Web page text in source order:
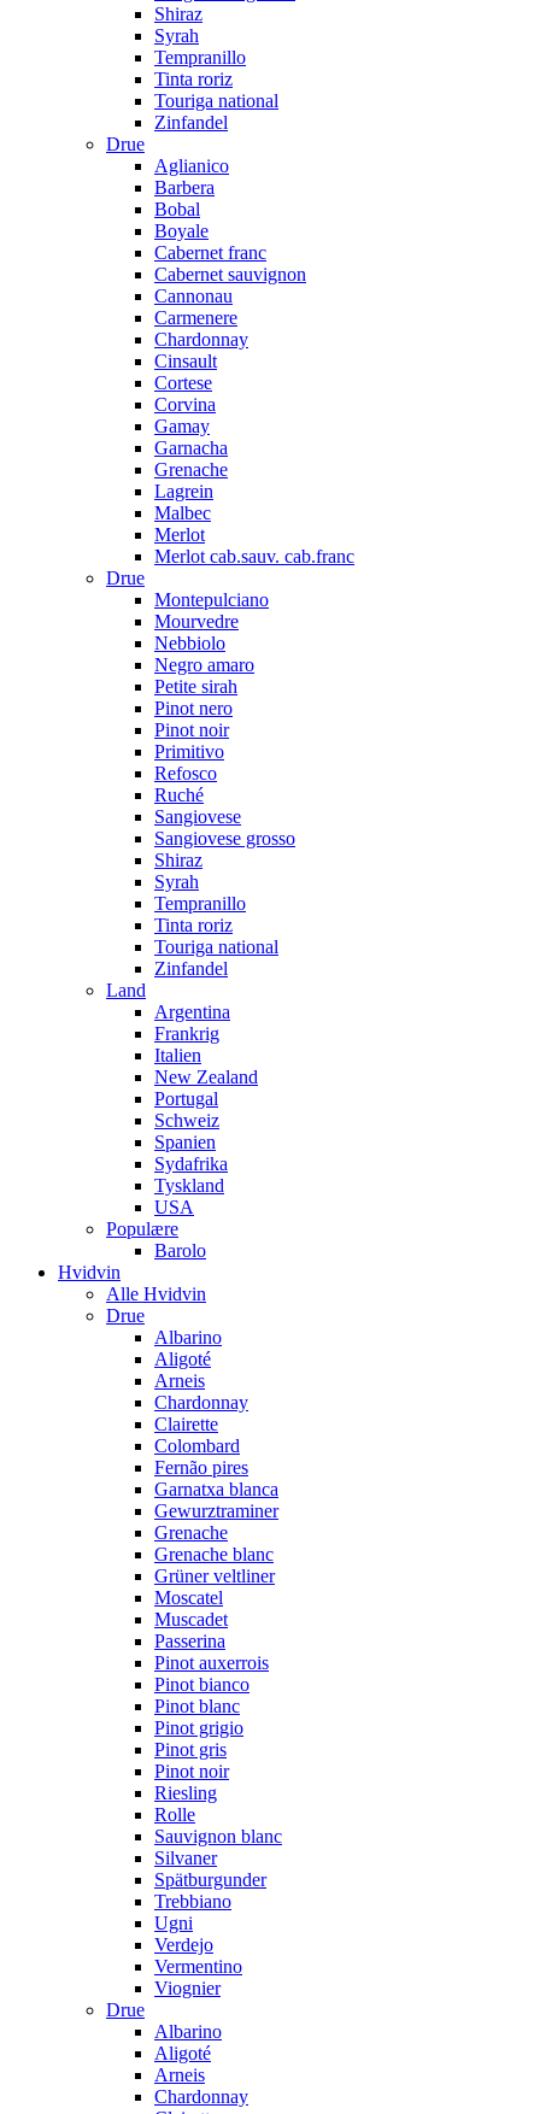
Shiraz
Syrah
Tempranillo
Tinta roriz
Touriga national
Zinfandel
Drue
Aglianico
Barbera
Bobal
Boyale
Cabernet franc
Cabernet sauvignon
Cannonau
Carmenere
Chardonnay
Cinsault
Cortese
Corvina
Gamay
Garnacha
Grenache
Lagrein
Malbec
Merlot
Merlot cab.sauv. cab.franc
Drue
Montepulciano
Mourvedre
Nebbiolo
Negro amaro
Petite sirah
Pinot nero
Pinot noir
Primitivo
Refosco
Ruché
Sangiovese
Sangiovese grosso
Shiraz
Syrah
Tempranillo
Tinta roriz
Touriga national
Zinfandel
Land
Argentina
Frankrig
Italien
New Zealand
Portugal
Schweiz
Spanien
Sydafrika
Tyskland
USA
Populære
Barolo
Hvidvin
Alle Hvidvin
Drue
Albarino
Aligoté
Arneis
Chardonnay
Clairette
Colombard
Fernão pires
Garnatxa blanca
Gewurztraminer
Grenache
Grenache blanc
Grüner veltliner
Moscatel
Muscadet
Passerina
Pinot auxerrois
Pinot bianco
Pinot blanc
Pinot grigio
Pinot gris
Pinot noir
Riesling
Rolle
Sauvignon blanc
Silvaner
Spätburgunder
Trebbiano
Ugni
Verdejo
Vermentino
Viognier
Drue
Albarino
Aligoté
Arneis
Chardonnay